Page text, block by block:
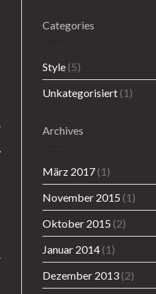
Categories
Style(5)
Unkategorisiert(1)
Archives
März 2017(1)
November 2015 (1)
Oktober 2015 (2)
Januar 2014(1)
Dezember 2013(2)